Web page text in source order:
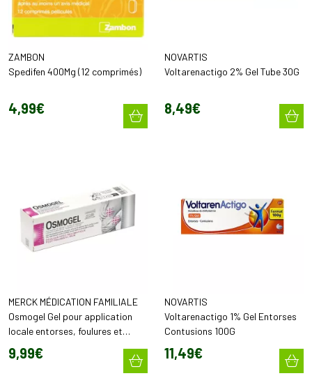
ZAMBON
Spedifen 400Mg (12 comprimés)
4,99€
NOVARTIS
Voltarenactigo 2% Gel Tube 30G
8,49€
MERCK MÉDICATION FAMILIALE
Osmogel Gel pour application
locale entorses, foulures et
contusions (90 g)
9,99€
NOVARTIS
Voltarenactigo 1% Gel Entorses
Contusions 100G
11,49€